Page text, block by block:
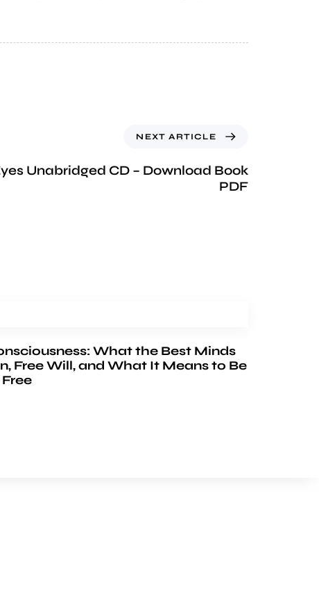
NEXT ARTICLE
Unabridged CD – Download Book
PDF
What the Best Minds
Free Will, and What It Means to Be